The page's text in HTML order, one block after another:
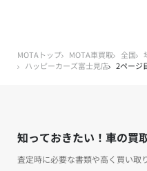
MOTAトップ MOTA車買取 全国
ハッピーカーズ富士見店
2ページ
知っておきたい！車の買
査定時に必要な書類や高く買い取